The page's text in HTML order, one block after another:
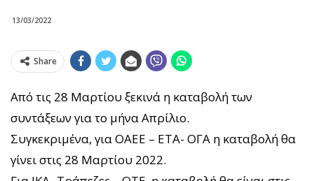
13/03/2022
Share
Από τις 28 Μαρτίου ξεκινά η καταβολή των
συντάξεων για το μήνα Απρίλιο.
Συγκεκριμένα, για ΟΑΕΕ – ΕΤΑ- ΟΓΑ η καταβολή θα
γίνει στις 28 Μαρτίου 2022.